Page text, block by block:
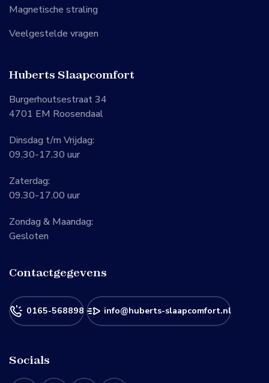
Magnetische straling
Veelgestelde vragen
Huberts Slaapcomfort
Burgerhoutsestraat 34
4701 EM Roosendaal
Dinsdag t/m Vrijdag:
09.30-17.30 uur
Zaterdag:
09.30-17.00 uur
Zondag & Maandag:
Gesloten
Contactgegevens
0165-568898 info@huberts-slaapcomfort.nl
Socials